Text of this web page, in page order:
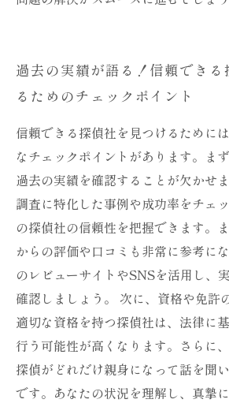
過去の実績が語る！信頼できる
るためのチェックポイント
信頼できる探偵社を見つけるために
なチェックポイントがあります。ま
過去の実績を確認することが欠かせ
調査に特化した事例や成功率をチェ
の探偵社の信頼性を把握できます。
からの評価や口コミも非常に参考に
のレビューサイトやSNSを活用し、
確認しましょう。 次に、資格や免許
適切な資格を持つ探偵社は、法律に
行う可能性が高くなります。さらに
探偵がどれだけ親身になって話を聞
です。あなたの状況を理解し、真摯